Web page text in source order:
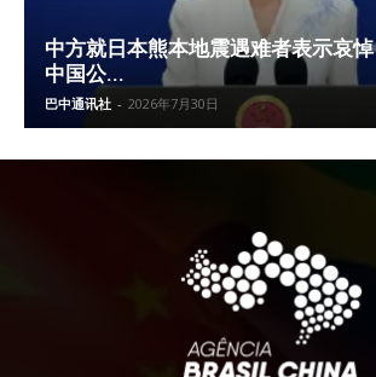
中方就日本熊本地震遇难者表示哀
中国公...
巴中通讯社 - 2026年7月30日